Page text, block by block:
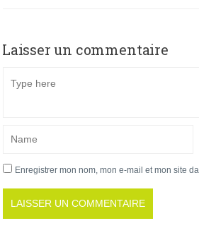
Laisser un commentaire
Enregistrer mon nom, mon e-mail et mon site